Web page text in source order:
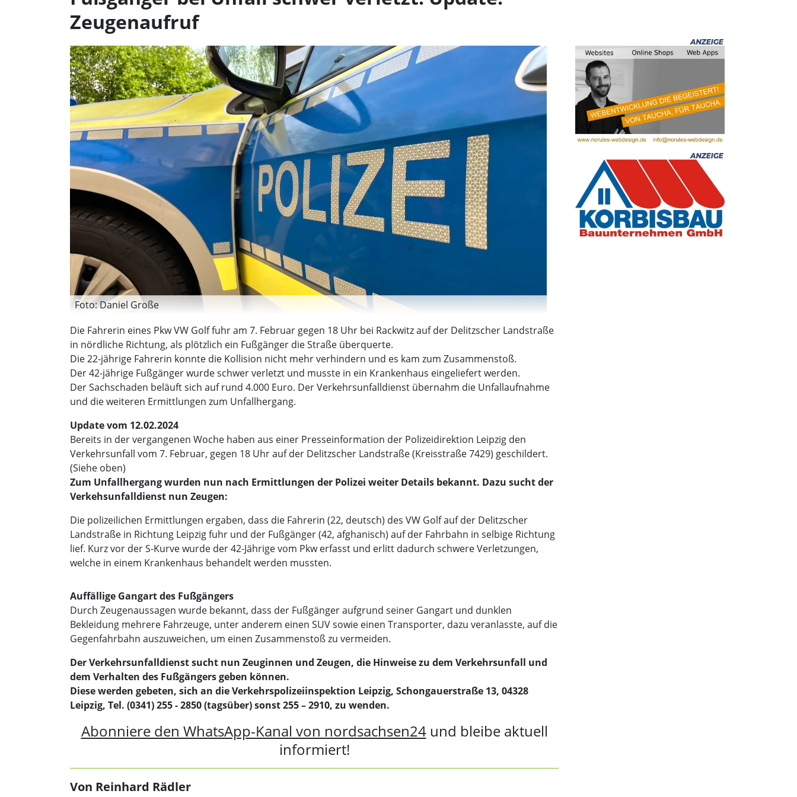
Zeugenaufruf
Foto: Daniel Große
Die Fahrerin eines Pkw VW Golf fuhr am 7. Februar gegen 18 Uhr bei Rackwitz auf der Delitzscher Landstraße
in nördliche Richtung, als plötzlich ein Fußgänger die Straße überquerte.
Die 22-jährige Fahrerin konnte die Kollision nicht mehr verhindern und es kam zum Zusammenstoß.
Der 42-jährige Fußgänger wurde schwer verletzt und musste in ein Krankenhaus eingeliefert werden.
Der Sachschaden beläuft sich auf rund 4.000 Euro. Der Verkehrsunfalldienst übernahm die Unfallaufnahme
und die weiteren Ermittlungen zum Unfallhergang.
Update vom 12.02.2024
Bereits in der vergangenen Woche haben aus einer Presseinformation der Polizeidirektion Leipzig den
Verkehrsunfall vom 7. Februar, gegen 18 Uhr auf der Delitzscher Landstraße (Kreisstraße 7429) geschildert.
(Siehe oben)
Zum Unfallhergang wurden nun nach Ermittlungen der Polizei weiter Details bekannt. Dazu sucht der
Verkehsunfalldienst nun Zeugen:
Die polizeilichen Ermittlungen ergaben, dass die Fahrerin (22, deutsch) des VW Golf auf der Delitzscher
Landstraße in Richtung Leipzig fuhr und der Fußgänger (42, afghanisch) auf der Fahrbahn in selbige Richtung
lief. Kurz vor der S-Kurve wurde der 42-Jährige vom Pkw erfasst und erlitt dadurch schwere Verletzungen,
welche in einem Krankenhaus behandelt werden mussten.
Auffällige Gangart des Fußgängers
Durch Zeugenaussagen wurde bekannt, dass der Fußgänger aufgrund seiner Gangart und dunklen
Bekleidung mehrere Fahrzeuge, unter anderem einen SUV sowie einen Transporter, dazu veranlasste, auf die
Gegenfahrbahn auszuweichen, um einen Zusammenstoß zu vermeiden.
Der Verkehrsunfalldienst sucht nun Zeuginnen und Zeugen, die Hinweise zu dem Verkehrsunfall und
dem Verhalten des Fußgängers geben können.
Diese werden gebeten, sich an die Verkehrspolizeiinspektion Leipzig, Schongauerstraße 13, 04328
Leipzig, Tel. (0341) 255 - 2850 (tagsüber) sonst 255 – 2910, zu wenden.
Abonniere den WhatsApp-Kanal von nordsachsen24und bleibe aktuell
informiert!
Von Reinhard Rädler